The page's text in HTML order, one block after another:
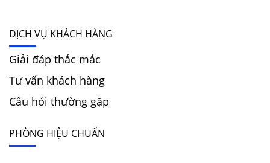
DỊCH VỤ KHÁCH HÀNG
Giải đáp thắc mắc
Tư vấn khách hàng
Câu hỏi thường gặp
PHÒNG HIỆU CHUẨN